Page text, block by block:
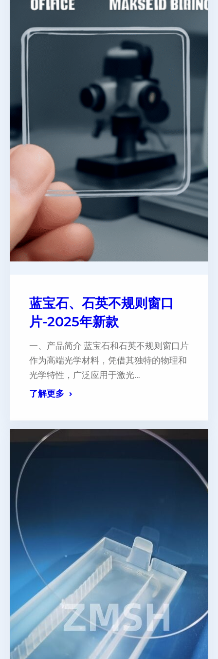
蓝宝石、石英不规则窗口
片-2025年新款
一、产品简介 蓝宝石和石英不规则窗口片
作为高端光学材料，凭借其独特的物理和
光学特性，广泛应用于激光…
了解更多